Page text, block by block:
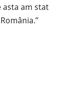
asta am stat